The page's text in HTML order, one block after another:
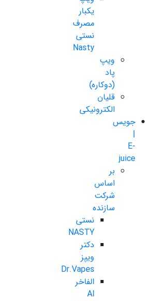
یکبار
مصرف
نستی
Nasty
ویپ
پاد
(دوکاره)
قلیان
الکترونیکی
جویس
|
E-
juice
بر
اساس
شرکت
سازنده
نستی
NASTY
دکتر
ویپز
Dr.Vapes
الفاخر
Al